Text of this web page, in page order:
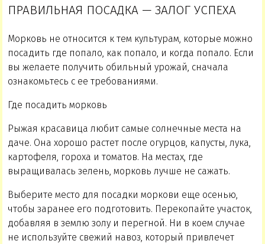
ПРАВИЛЬНАЯ ПОСАДКА — ЗАЛОГ УСПЕХА
Морковь не относится к тем культурам, которые можно
посадить где попало, как попало, и когда попало. Если
вы желаете получить обильный урожай, сначала
ознакомьтесь с ее требованиями.
Где посадить морковь
Рыжая красавица любит самые солнечные места на
даче. Она хорошо растет после огурцов, капусты, лука,
картофеля, гороха и томатов. На местах, где
выращивалась зелень, морковь лучше не сажать.
Выберите место для посадки моркови еще осенью,
чтобы заранее его подготовить. Перекопайте участок,
добавляя в землю золу и перегной. Ни в коем случае
не используйте свежий навоз, который привлечет